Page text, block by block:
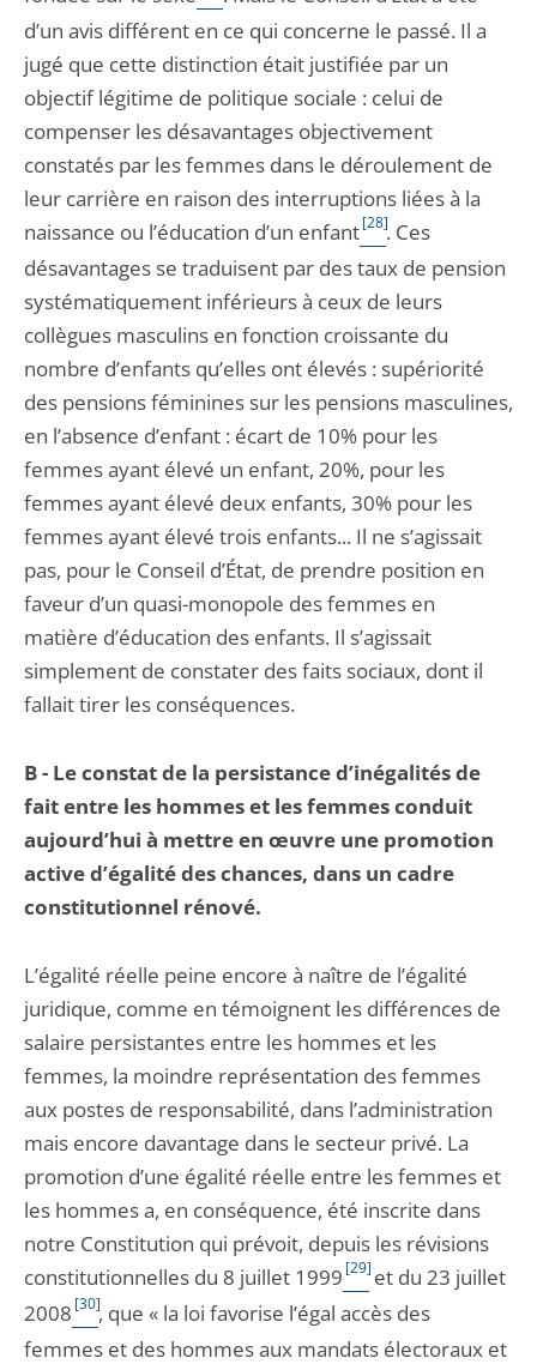
d’un avis différent en ce qui concerne le passé. Il a
jugé que cette distinction était justifiée par un
objectif légitime de politique sociale : celui de
compenser les désavantages objectivement
constatés par les femmes dans le déroulement de
leur carrière en raison des interruptions liées à la
naissance ou l’éducation d’un enfant[28]. Ces
désavantages se traduisent par des taux de pension
systématiquement inférieurs à ceux de leurs
collègues masculins en fonction croissante du
nombre d’enfants qu’elles ont élevés : supériorité
des pensions féminines sur les pensions masculines,
en l’absence d’enfant : écart de 10% pour les
femmes ayant élevé un enfant, 20%, pour les
femmes ayant élevé deux enfants, 30% pour les
femmes ayant élevé trois enfants... Il ne s’agissait
pas, pour le Conseil d’État, de prendre position en
faveur d’un quasi-monopole des femmes en
matière d’éducation des enfants. Il s’agissait
simplement de constater des faits sociaux, dont il
fallait tirer les conséquences.
B - Le constat de la persistance d’inégalités de
fait entre les hommes et les femmes conduit
aujourd’hui à mettre en œuvre une promotion
active d’égalité des chances, dans un cadre
constitutionnel rénové.
L’égalité réelle peine encore à naître de l’égalité
juridique, comme en témoignent les différences de
salaire persistantes entre les hommes et les
femmes, la moindre représentation des femmes
aux postes de responsabilité, dans l’administration
mais encore davantage dans le secteur privé. La
promotion d’une égalité réelle entre les femmes et
les hommes a, en conséquence, été inscrite dans
notre Constitution qui prévoit, depuis les révisions
constitutionnelles du 8 juillet 1999 [29]et du 23 juillet
2008 [30], que « la loi favorise l’égal accès des
femmes et des hommes aux mandats électoraux et